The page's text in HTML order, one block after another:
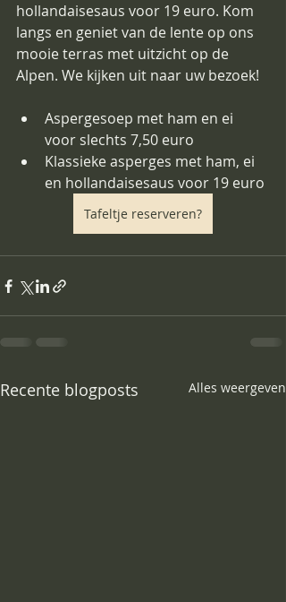
hollandaisesaus voor 19 euro. Kom
langs en geniet van de lente op ons
mooie terras met uitzicht op de
Alpen. We kijken uit naar uw bezoek!
Aspergesoep met ham en ei
voor slechts 7,50 euro
Klassieke asperges met ham, ei
en hollandaisesaus voor 19 euro
Tafeltje reserveren?
Recente blogposts Alles weergeven